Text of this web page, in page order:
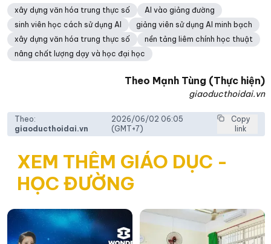
xây dựng văn hóa trung thực số
AI vào giảng đường
sinh viên học cách sử dụng AI
giảng viên sử dụng AI minh bạch
xây dựng văn hóa trung thực số
nền tảng liêm chính học thuật
nâng chất lượng dạy và học đại học
Theo Mạnh Tùng (Thực hiện)
giaoducthoidai.vn
Theo:
giaoducthoidai.vn
2026/06/02 06:05
(GMT+7)
Copy
link
XEM THÊM GIÁO DỤC -
HỌC ĐƯỜNG